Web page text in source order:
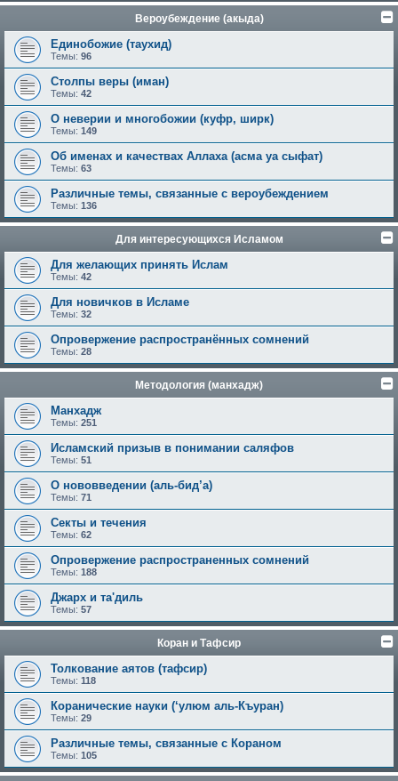
Вероубеждение (акыда)
Единобожие (таухид)
Темы: 96
Столпы веры (иман)
Темы: 42
О неверии и многобожии (куфр, ширк)
Темы: 149
Об именах и качествах Аллаха (асма уа сыфат)
Темы: 63
Различные темы, связанные с вероубеждением
Темы: 136
Для интересующихся Исламом
Для желающих принять Ислам
Темы: 42
Для новичков в Исламе
Темы: 32
Опровержение распространённых сомнений
Темы: 28
Методология (манхадж)
Манхадж
Темы: 251
Исламский призыв в понимании саляфов
Темы: 51
О нововведении (аль-бид’а)
Темы: 71
Секты и течения
Темы: 62
Опровержение распространенных сомнений
Темы: 188
Джарх и та'диль
Темы: 57
Коран и Тафсир
Толкование аятов (тафсир)
Темы: 118
Коранические науки (‘улюм аль-Къуран)
Темы: 29
Различные темы, связанные с Кораном
Темы: 105